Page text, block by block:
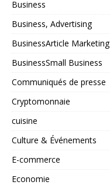
Business
Business, Advertising
BusinessArticle Marketing
BusinessSmall Business
Communiqués de presse
Cryptomonnaie
cuisine
Culture & Événements
E-commerce
Economie